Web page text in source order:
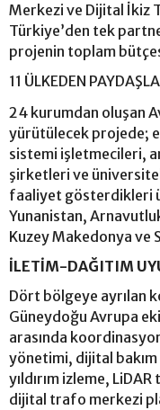
Merkezi ve Dijital İkiz
Türkiye’den tek
projenin toplam
11 ÜLKEDEN
24 kurumdan oluşan
yürütülecek projede;
sistemi işletmecileri,
şirketleri ve
faaliyet gösterdikleri
Yunanistan,
Kuzey Makedonya ve
İLETİM-DAĞITIM
Dört bölgeye ayrılan
Güneydoğu Avrupa
arasında
yönetimi, dijital
yıldırım izleme,
dijital trafo merkezi